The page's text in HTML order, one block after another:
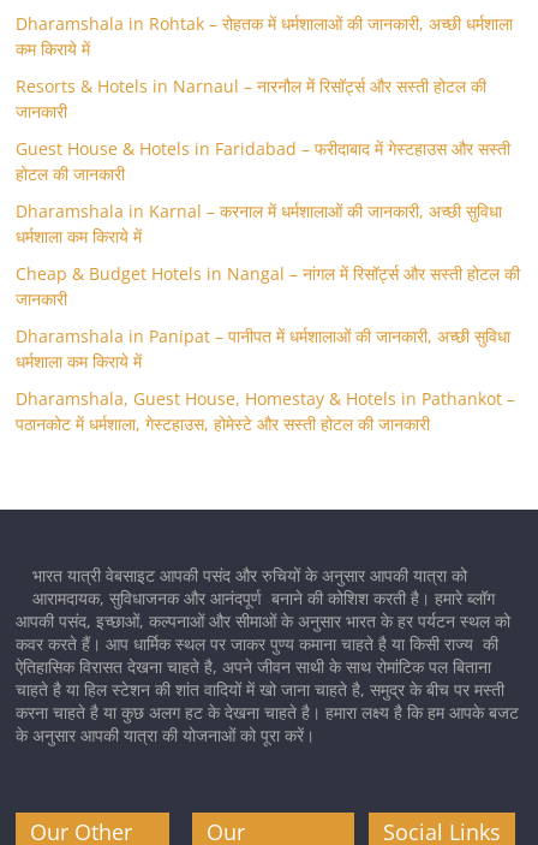
Dharamshala in Rohtak – रोहतक में धर्मशालाओं की जानकारी, अच्छी धर्मशाला
कम किराये में
Resorts & Hotels in Narnaul – नारनौल में रिसॉर्ट्स और सस्ती होटल की
जानकारी
Guest House & Hotels in Faridabad – फरीदाबाद में गेस्टहाउस और सस्ती
होटल की जानकारी
Dharamshala in Karnal – करनाल में धर्मशालाओं की जानकारी, अच्छी सुविधा
धर्मशाला कम किराये में
Cheap & Budget Hotels in Nangal – नांगल में रिसॉर्ट्स और सस्ती होटल की
जानकारी
Dharamshala in Panipat – पानीपत में धर्मशालाओं की जानकारी, अच्छी सुविधा
धर्मशाला कम किराये में
Dharamshala, Guest House, Homestay & Hotels in Pathankot –
पठानकोट में धर्मशाला, गेस्टहाउस, होमेस्टे और सस्ती होटल की जानकारी
भारत यात्री वेबसाइट आपकी पसंद और रुचियों के अनुसार आपकी यात्रा को
आरामदायक, सुविधाजनक और आनंदपूर्ण बनाने की कोशिश करती है। हमारे ब्लॉग
आपकी पसंद, इच्छाओं, कल्पनाओं और सीमाओं के अनुसार भारत के हर पर्यटन स्थल को
कवर करते हैं। आप धार्मिक स्थल पर जाकर पुण्य कमाना चाहते है या किसी राज्य की
ऐतिहासिक विरासत देखना चाहते है, अपने जीवन साथी के साथ रोमांटिक पल बिताना
चाहते है या हिल स्टेशन की शांत वादियों में खो जाना चाहते है, समुद्र के बीच पर मस्ती
करना चाहते है या कुछ अलग हट के देखना चाहते है। हमारा लक्ष्य है कि हम आपके बजट
के अनुसार आपकी यात्रा की योजनाओं को पूरा करें।
Our Other
Our
Social Links